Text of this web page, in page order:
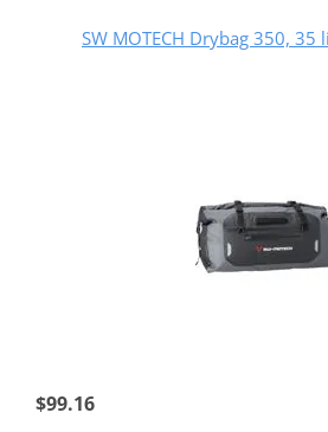
SW MOTECH Drybag 350, 35
$99.16